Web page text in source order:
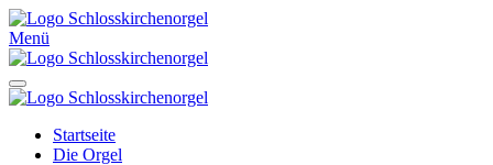
Menü
Startseite
Die Orgel